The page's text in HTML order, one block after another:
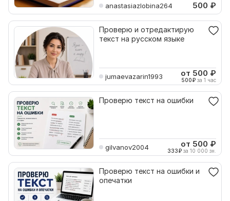
anastasiazlobina264 500 ₽
Проверю и отредактирую
текст на русском языке
jumaevazarin1993 от 500 ₽
500₽ за 1 час
Проверю текст на ошибки
gilvanov2004 от 500 ₽
333₽ за 10 000 зн.
Проверю текст на ошибки и
опечатки